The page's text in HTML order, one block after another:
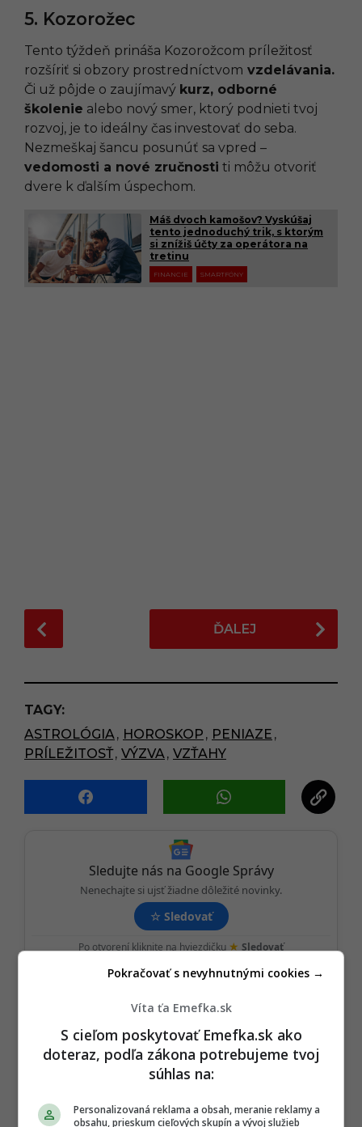
5. Kozorožec
Tento týždeň prináša Kozorožcom príležitosť
rozšíriť si obzory prostredníctvom vzdelávania.
Či už pôjde o zaujímavý kurz, odborné
školenie alebo nový smer, ktorý podnieti tvoj
rozvoj, je to ideálny čas investovať do seba.
Nezmeškaj šancu posunúť sa vpred –
vedomosti a nové zručnosti ti môžu otvoriť
dvere k ďalším úspechom.
Máš dvoch kamošov? Vyskúšaj
tento jednoduchý trik, s ktorým
si znížiš účty za operátora na
tretinu
FINANCIE SMARTFÓNY
o
t
P
a
g
i
n
a
ĎALEJ
TAGY:
ASTROLÓGIA, HOROSKOP , PENIAZE ,
PRÍLEŽITOSŤ, VÝZVA, VZŤAHY
Sledujte nás na Google Správy
Nenechajte si ujsť žiadne dôležité novinky.
☆ Sledovať
Po otvorení kliknite na hviezdičku ★ Sledovať
REKLAMA
Víta ťa Emefka.sk
S cieľom poskytovať Emefka.sk ako
doteraz, podľa zákona potrebujeme tvoj
súhlas na:
Personalizovaná reklama a obsah, meranie reklamy a
obsahu, prieskum cieľových skupín a vývoj služieb
Pokračovať s nevyhnutnými cookies →